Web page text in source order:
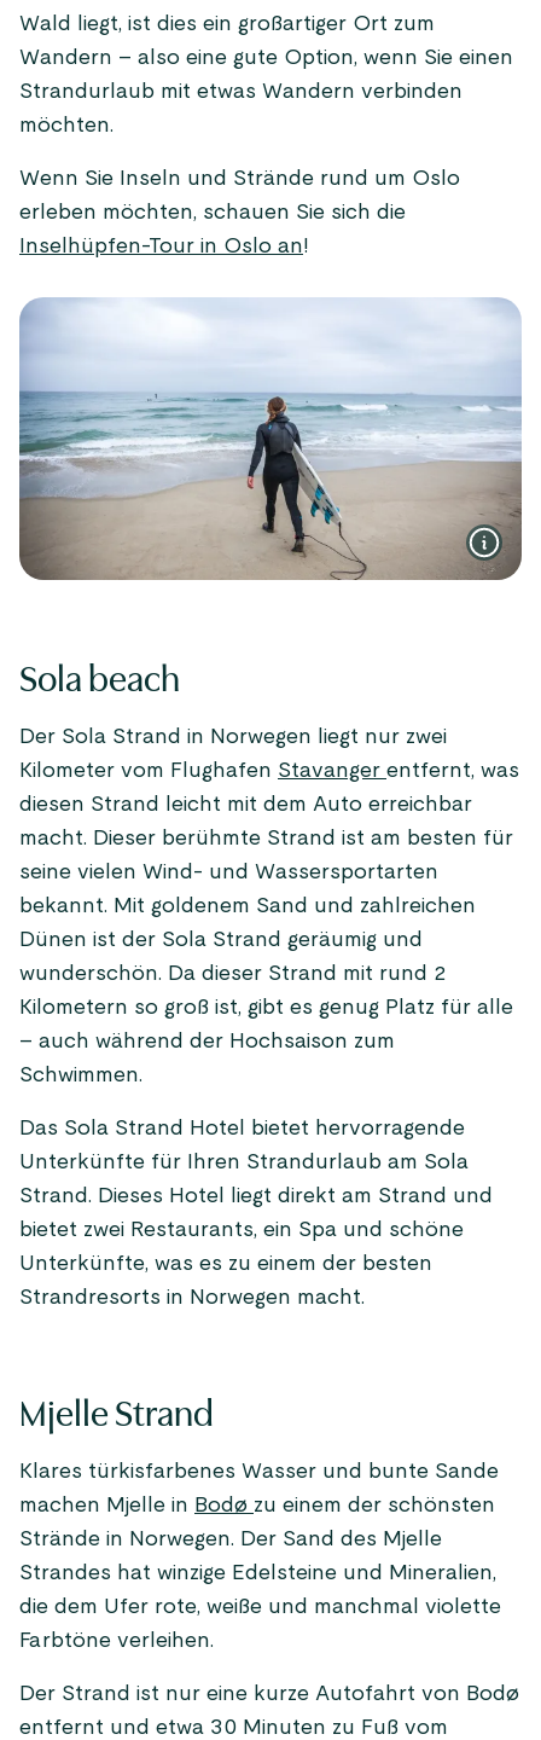
Wald liegt, ist dies ein großartiger Ort zum
Wandern – also eine gute Option, wenn Sie einen
Strandurlaub mit etwas Wandern verbinden
möchten.
Wenn Sie Inseln und Strände rund um Oslo
erleben möchten, schauen Sie sich die
Inselhüpfen-Tour in Oslo an!
Sola beach
Der Sola Strand in Norwegen liegt nur zwei
Kilometer vom Flughafen Stavanger entfernt, was
diesen Strand leicht mit dem Auto erreichbar
macht. Dieser berühmte Strand ist am besten für
seine vielen Wind- und Wassersportarten
bekannt. Mit goldenem Sand und zahlreichen
Dünen ist der Sola Strand geräumig und
wunderschön. Da dieser Strand mit rund 2
Kilometern so groß ist, gibt es genug Platz für alle
– auch während der Hochsaison zum
Schwimmen.
Das Sola Strand Hotel bietet hervorragende
Unterkünfte für Ihren Strandurlaub am Sola
Strand. Dieses Hotel liegt direkt am Strand und
bietet zwei Restaurants, ein Spa und schöne
Unterkünfte, was es zu einem der besten
Strandresorts in Norwegen macht.
Mjelle Strand
Klares türkisfarbenes Wasser und bunte Sande
machen Mjelle in Bodø zu einem der schönsten
Strände in Norwegen. Der Sand des Mjelle
Strandes hat winzige Edelsteine und Mineralien,
die dem Ufer rote, weiße und manchmal violette
Farbtöne verleihen.
Der Strand ist nur eine kurze Autofahrt von Bodø
entfernt und etwa 30 Minuten zu Fuß vom